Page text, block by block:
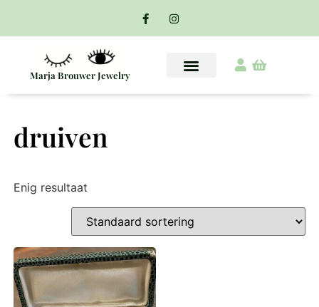
Marja Brouwer Jewelry
druiven
Enig resultaat